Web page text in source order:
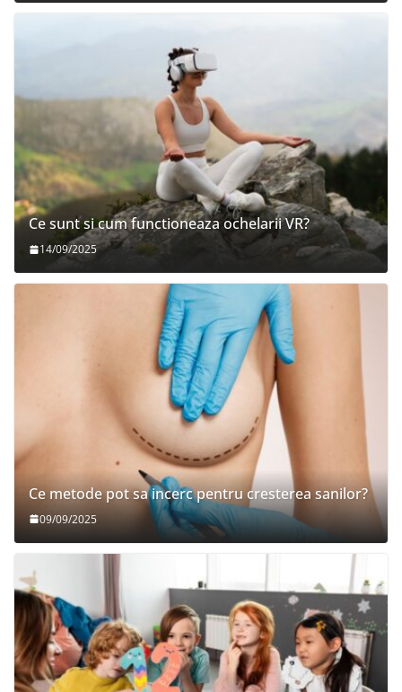
Ce sunt si cum functioneaza ochelarii VR?
14/09/2025
Ce metode pot sa incerc pentru cresterea sanilor?
09/09/2025